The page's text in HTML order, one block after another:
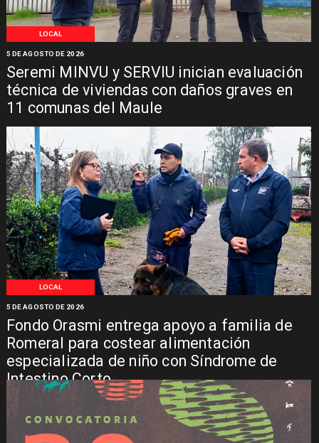
LOCAL
Seremi MINVU y SERVIU inician evaluación
técnica de viviendas con daños graves en
11 comunas del Maule
5 DE AGOSTO DE 2026
LOCAL
Fondo Orasmi entrega apoyo a familia de
Romeral para costear alimentación
especializada de niño con Síndrome de
Intestino Corto
5 DE AGOSTO DE 2026